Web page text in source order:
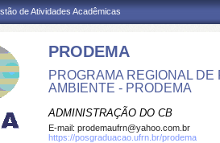
de Atividades Acadêmicas
PRODEMA
PROGRAMA REGIONAL
AMBIENTE - PRODEMA
ADMINISTRAÇÃO DO CB
E-mail: prodemaufrn@yahoo.com.br
https://posgraduacao.ufrn.br/prodema